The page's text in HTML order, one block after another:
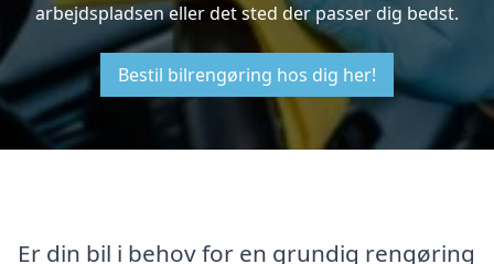
arbejdspladsen eller det sted der passer dig bedst.
Bestil bilrengøring hos dig her!
Er din bil i behov for en grundig rengøring